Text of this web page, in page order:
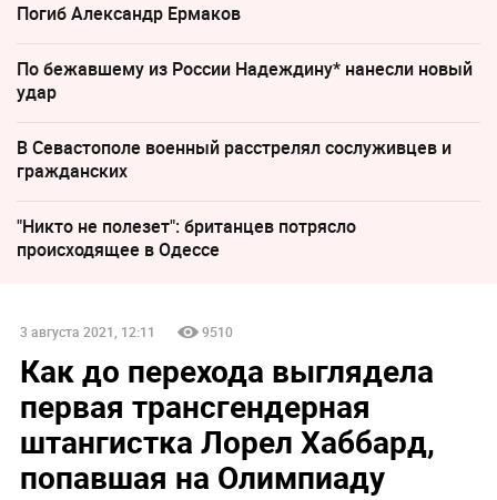
Погиб Александр Ермаков
По бежавшему из России Надеждину* нанесли новый
удар
В Севастополе военный расстрелял сослуживцев и
гражданских
"Никто не полезет": британцев потрясло
происходящее в Одессе
3 августа 2021, 12:11 9510
Как до перехода выглядела
первая трансгендерная
штангистка Лорел Хаббард,
попавшая на Олимпиаду